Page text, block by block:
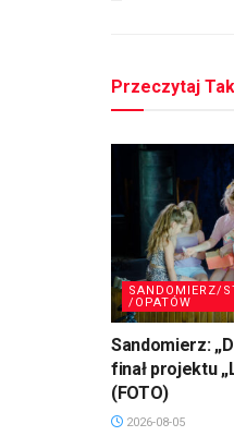
Przeczytaj
SANDOMIERZ/
/OPATÓW
Sandomierz:
finał projektu
(FOTO)
2026-08-05